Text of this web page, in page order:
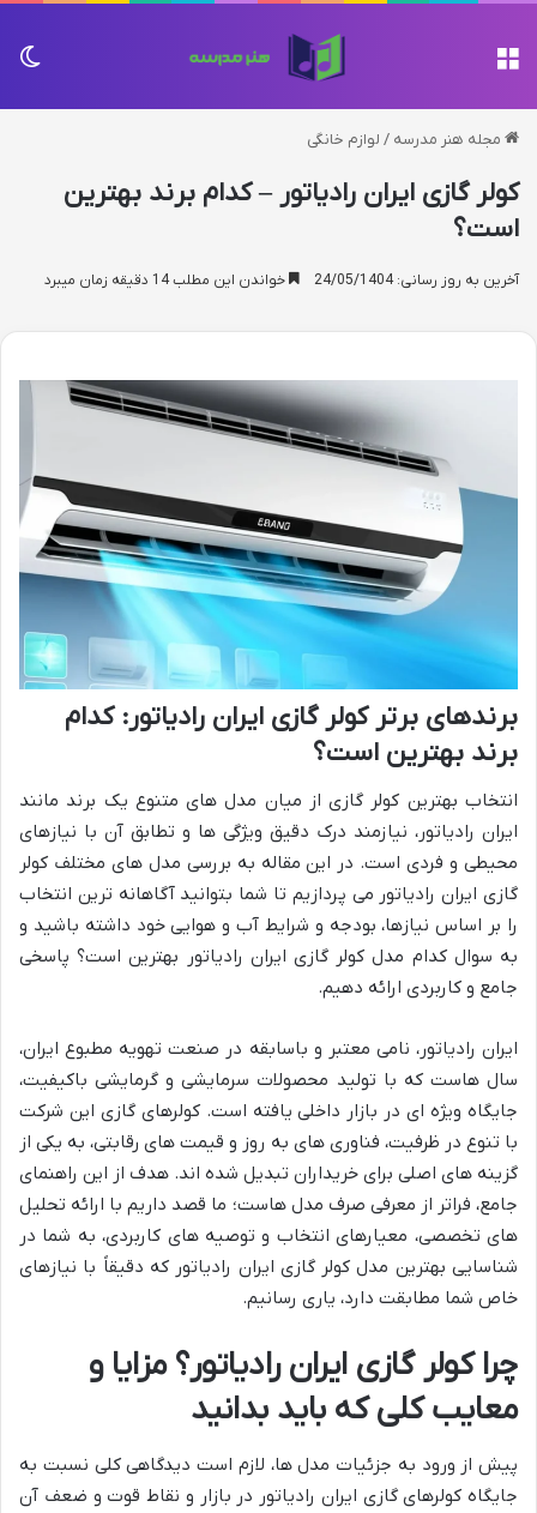
مجله هنر مدرسه / لوازم خانگی
کولر گازی ایران رادیاتور – کدام برند بهترین
است؟
آخرین به روز رسانی: 24/05/1404 خواندن این مطلب 14 دقیقه زمان میبرد
برندهای برتر کولر گازی ایران رادیاتور: کدام
برند بهترین است؟
انتخاب بهترین کولر گازی از میان مدل های متنوع یک برند مانند
ایران رادیاتور، نیازمند درک دقیق ویژگی ها و تطابق آن با نیازهای
محیطی و فردی است. در این مقاله به بررسی مدل های مختلف کولر
گازی ایران رادیاتور می پردازیم تا شما بتوانید آگاهانه ترین انتخاب
را بر اساس نیازها، بودجه و شرایط آب و هوایی خود داشته باشید و
به سوال کدام مدل کولر گازی ایران رادیاتور بهترین است؟ پاسخی
جامع و کاربردی ارائه دهیم.
ایران رادیاتور، نامی معتبر و باسابقه در صنعت تهویه مطبوع ایران،
سال هاست که با تولید محصولات سرمایشی و گرمایشی باکیفیت،
جایگاه ویژه ای در بازار داخلی یافته است. کولرهای گازی این شرکت
با تنوع در ظرفیت، فناوری های به روز و قیمت های رقابتی، به یکی از
گزینه های اصلی برای خریداران تبدیل شده اند. هدف از این راهنمای
جامع، فراتر از معرفی صرف مدل هاست؛ ما قصد داریم با ارائه تحلیل
های تخصصی، معیارهای انتخاب و توصیه های کاربردی، به شما در
شناسایی بهترین مدل کولر گازی ایران رادیاتور که دقیقاً با نیازهای
خاص شما مطابقت دارد، یاری رسانیم.
چرا کولر گازی ایران رادیاتور؟ مزایا و
معایب کلی که باید بدانید
پیش از ورود به جزئیات مدل ها، لازم است دیدگاهی کلی نسبت به
جایگاه کولرهای گازی ایران رادیاتور در بازار و نقاط قوت و ضعف آن